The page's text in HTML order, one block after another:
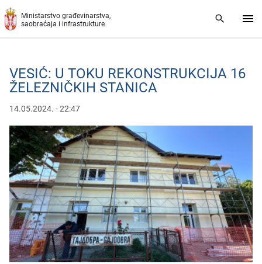
Preskoči na glavni deo sadržaja
Ministarstvo građevinarstva,
saobraćaja i infrastrukture
VESIĆ: U TOKU REKONSTRUKCIJA 16
ŽELEZNIČKIH STANICA
14.05.2024. - 22:47